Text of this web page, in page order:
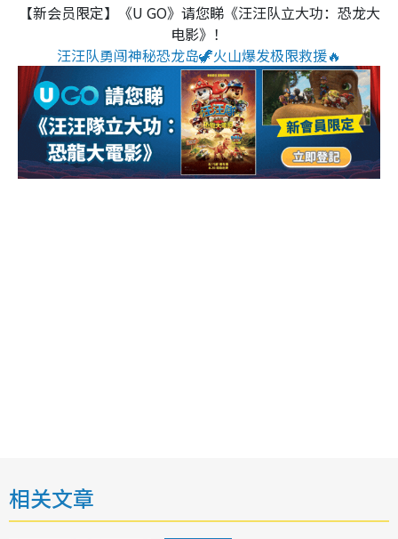
【新会员限定】《U GO》请您睇《汪汪队立大功：恐龙大
电影》！
汪汪队勇闯神秘恐龙岛🦖火山爆发极限救援🔥
相关文章